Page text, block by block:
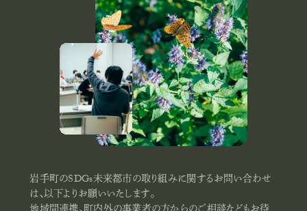
岩手町のSDGs未来都市の取り組みに関するお問い合わせ
は、以下よりお願いいたします。